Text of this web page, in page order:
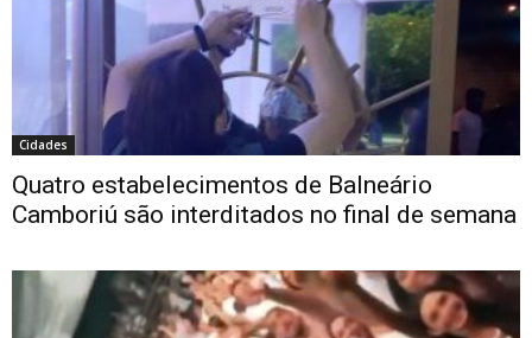
Cidades
Quatro estabelecimentos de Balneário
Camboriú são interditados no final de semana